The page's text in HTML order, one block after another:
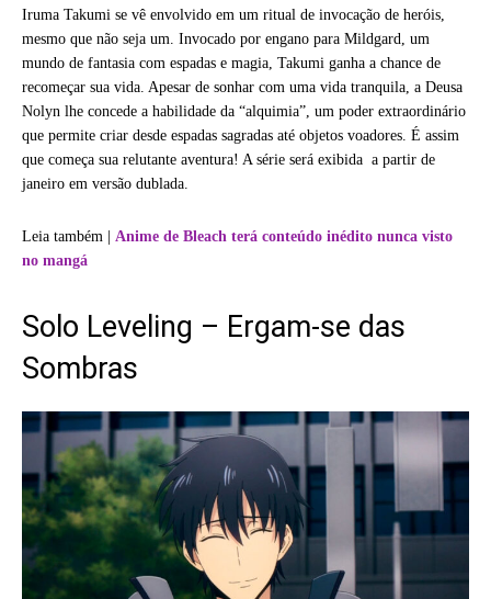
Iruma Takumi se vê envolvido em um ritual de invocação de heróis,
mesmo que não seja um. Invocado por engano para Mildgard, um
mundo de fantasia com espadas e magia, Takumi ganha a chance de
recomeçar sua vida. Apesar de sonhar com uma vida tranquila, a Deusa
Nolyn lhe concede a habilidade da “alquimia”, um poder extraordinário
que permite criar desde espadas sagradas até objetos voadores. É assim
que começa sua relutante aventura! A série será exibida a partir de
janeiro em versão dublada.
Leia também | Anime de Bleach terá conteúdo inédito nunca visto
no mangá
Solo Leveling – Ergam-se das
Sombras